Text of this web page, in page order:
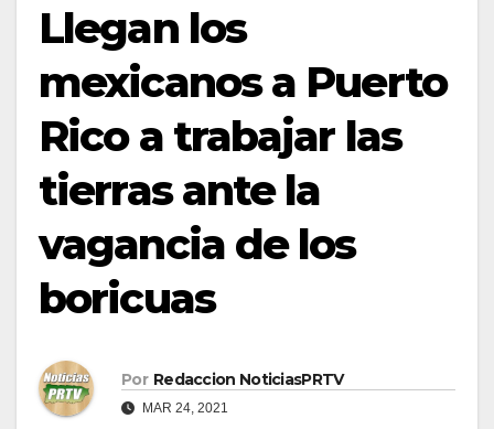
Llegan los
mexicanos a Puerto
Rico a trabajar las
tierras ante la
vagancia de los
boricuas
Por Redaccion NoticiasPRTV
MAR 24, 2021